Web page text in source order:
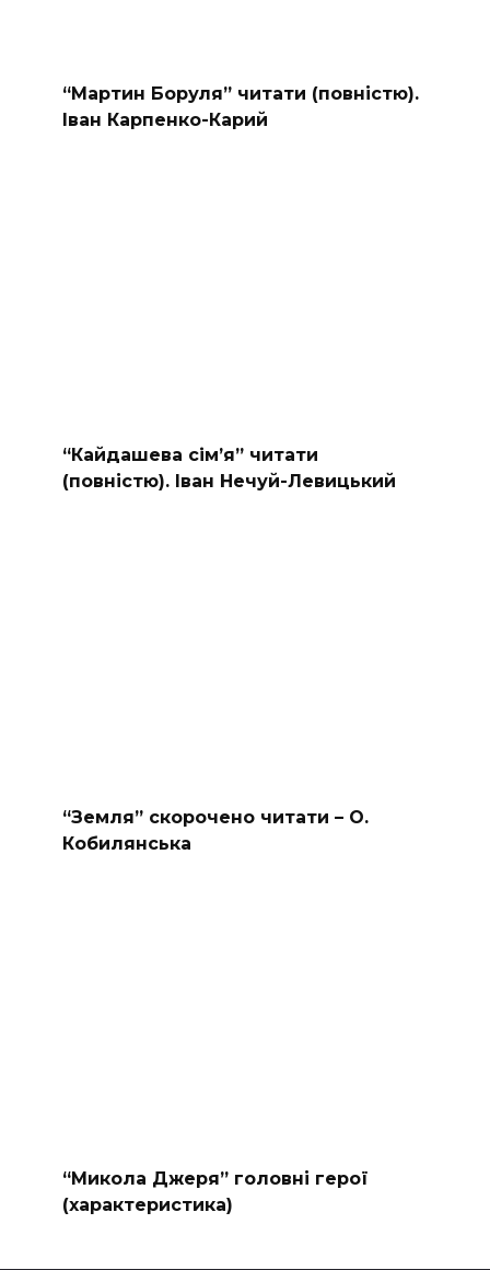
“Мартин Боруля” читати (повністю).
Іван Карпенко-Карий
“Кайдашева сiм’я” читати
(повністю). Іван Нечуй-Левицький
“Земля” скорочено читати – О.
Кобилянська
“Микола Джеря” головні герої
(характеристика)